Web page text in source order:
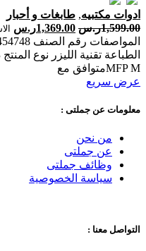
ادوات مكتبيه, طابغات و أحبار
1,599.00ر.س 1,369.00ر.س
الطباعة تقنية الليزر نوع
MFP Mمتوافق مع
عرض سريع
معلومات عن جملتى :
من نحن
عن جملتى
وظائف جملتى
سياسة الخصوصية
التواصل معنا :